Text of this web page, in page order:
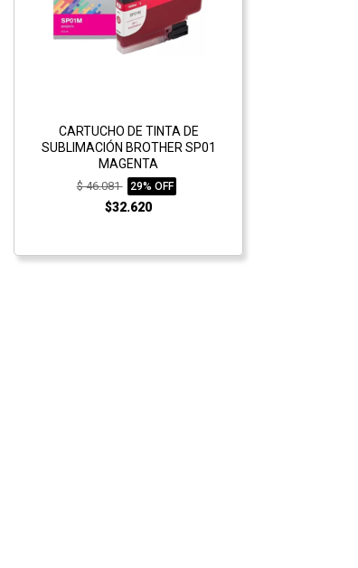
CARTUCHO DE TINTA DE
SUBLIMACIÓN BROTHER SP01
MAGENTA
$ 46.081 29% OFF
$32.620